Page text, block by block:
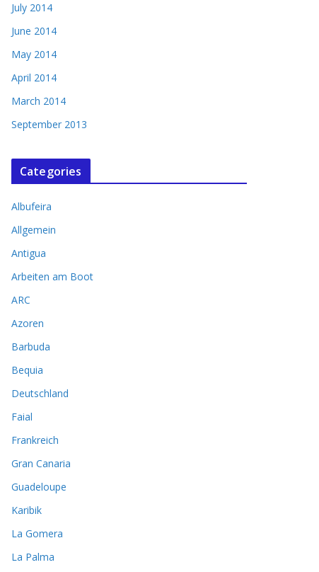
July 2014
June 2014
May 2014
April 2014
March 2014
September 2013
Categories
Albufeira
Allgemein
Antigua
Arbeiten am Boot
ARC
Azoren
Barbuda
Bequia
Deutschland
Faial
Frankreich
Gran Canaria
Guadeloupe
Karibik
La Gomera
La Palma